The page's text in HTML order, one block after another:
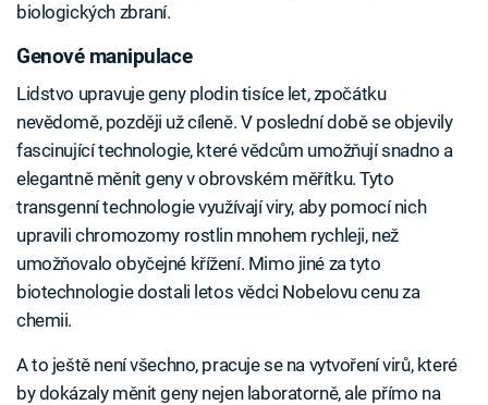
biologických zbraní.
Genové manipulace
Lidstvo upravuje geny plodin tisíce let, zpočátku
nevědomě, později už cíleně. V poslední době se objevily
fascinující technologie, které vědcům umožňují snadno a
elegantně měnit geny v obrovském měřítku. Tyto
transgenní technologie využívají viry, aby pomocí nich
upravili chromozomy rostlin mnohem rychleji, než
umožňovalo obyčejné křížení. Mimo jiné za tyto
biotechnologie dostali letos vědci Nobelovu cenu za
chemii.
A to ještě není všechno, pracuje se na vytvoření virů, které
by dokázaly měnit geny nejen laboratorně, ale přímo na